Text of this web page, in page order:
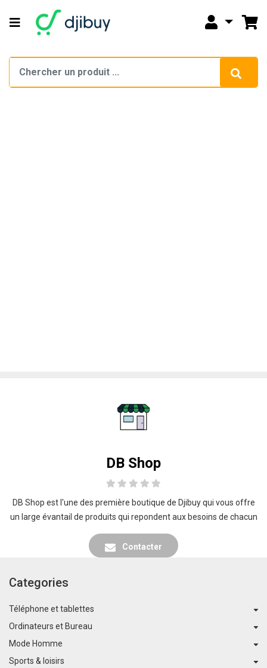
DB Shop
DB Shop est l'une des première boutique de Djibuy qui vous offre
un large évantail de produits qui repondent aux besoins de chacun
Contacter
Categories
Téléphone et tablettes
Ordinateurs et Bureau
Mode Homme
Sports & loisirs